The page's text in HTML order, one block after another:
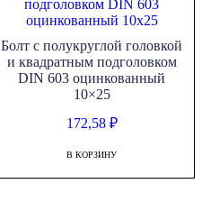
Болт с полукруглой головкой
и квадратным подголовком
DIN 603 оцинкованный
10×25
172,58 ₽
В КОРЗИНУ